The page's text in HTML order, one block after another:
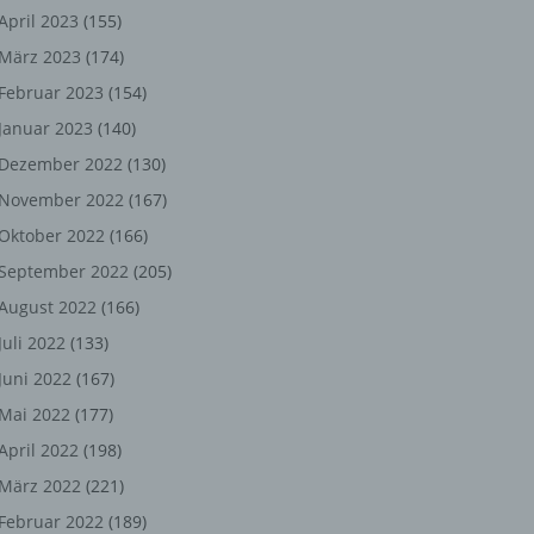
2023 (155)
März 2023 (174)
Februar 2023 (154)
Januar 2023 (140)
Dezember 2022 (130)
November 2022 (167)
Oktober 2022 (166)
September 2022 (205)
2022 (166)
Juli 2022 (133)
Juni 2022 (167)
Mai 2022 (177)
2022 (198)
März 2022 (221)
Februar 2022 (189)
oder